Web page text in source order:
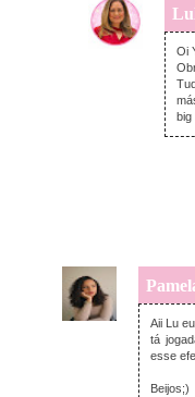
Oi
big
Aii Lu
tá
esse
Beijos;)